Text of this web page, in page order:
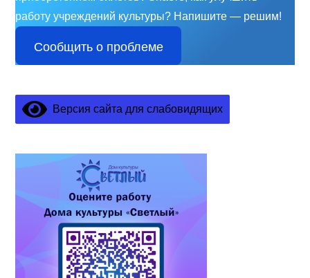
работу учреждений культуры? Напишите — решим!
Сообщить о проблеме
Версия сайта для слабовидящих